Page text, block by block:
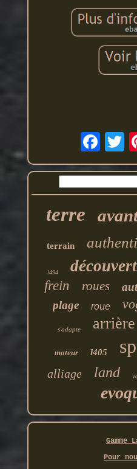
terre
terrain
l494
frein roues
plage roue
s'adapte arrière
moteur l405
alliage land
Gamme
Pour